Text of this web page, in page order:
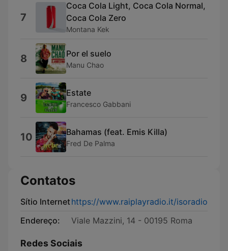
7
Coca Cola Light, Coca Cola Normal,
Coca Cola Zero
Montana Kek
8 Por el suelo
Manu Chao
9 Estate
Francesco Gabbani
10 Bahamas (feat. Emis Killa)
Fred De Palma
Contatos
Sítio Internethttps://www.raiplayradio.it/isoradio
Endereço:
Viale Mazzini, 14 - 00195 Roma
Redes Sociais